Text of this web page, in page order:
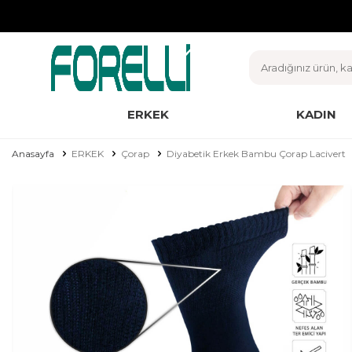
ERKEK KADIN
Anasayfa ERKEK Çorap Diyabetik Erkek Bambu Çorap Lacivert